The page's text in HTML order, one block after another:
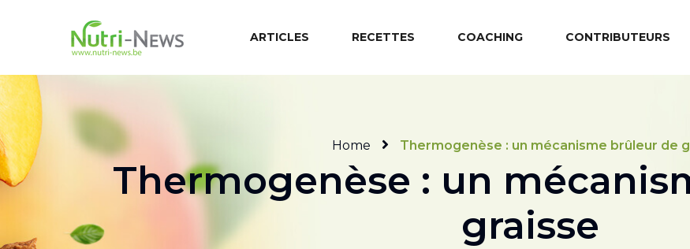
ARTICLES RECETTES COACHING CONTRIBUTEURS
Home Thermogenèse : un mécanisme brûleur de
Thermogenèse : un
graisse